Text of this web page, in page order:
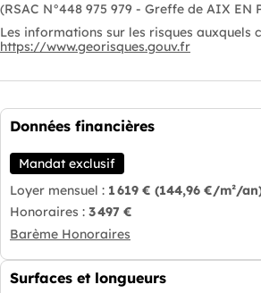
Les informations sur les risques auxquels
https://www.georisques.gouv.fr
Données financières
Mandat exclusif
Loyer mensuel : 1 619 € (144,96 €/m²/
Honoraires : 3 497 €
Barème Honoraires
Surfaces et longueurs